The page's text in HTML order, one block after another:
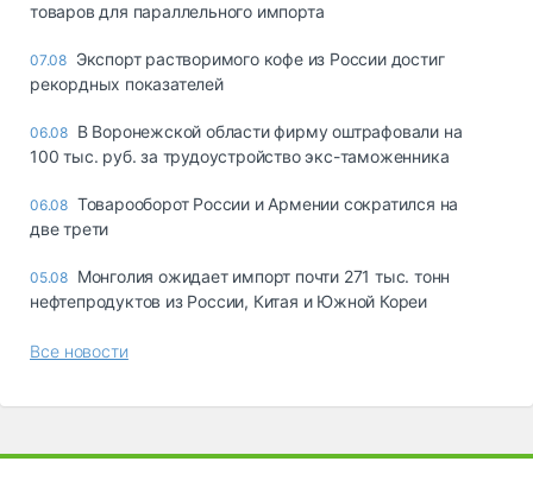
товаров для параллельного импорта
07.08 Экспорт растворимого кофе из России достиг
рекордных показателей
06.08 В Воронежской области фирму оштрафовали на
100 тыс. руб. за трудоустройство экс-таможенника
06.08 Товарооборот России и Армении сократился на
две трети
05.08 Монголия ожидает импорт почти 271 тыс. тонн
нефтепродуктов из России, Китая и Южной Кореи
Все новости